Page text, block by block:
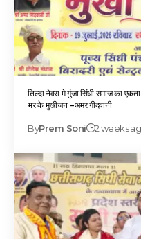
तिल्दा नेवरा मे गुंजा सिंधी समाज का
भर के मुखीजन –अमर गीदवानी
ByPrem Soni 2 weeks